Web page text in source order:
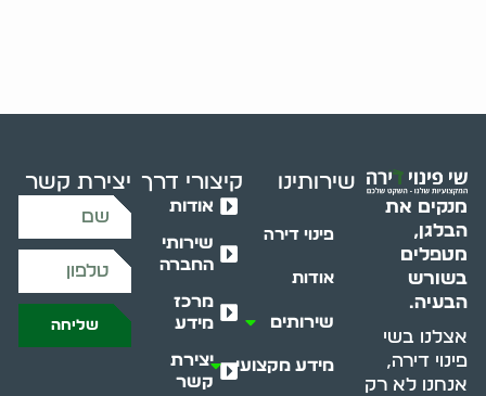
מנקים את
הבלגן,
מטפלים
בשורש
הבעיה.
אצלנו בשי
פינוי דירה,
אנחנו לא רק
שירותינו
פינוי דירה
אודות
שירותים
מידע מקצועי
קיצורי דרך
אודות
שירותי
החברה
מרכז
מידע
יצירת
קשר
יצירת קשר
שליחה